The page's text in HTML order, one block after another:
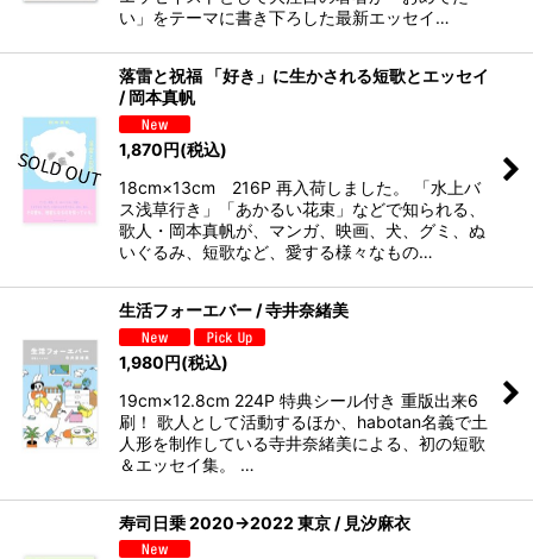
い」をテーマに書き下ろした最新エッセイ…
落雷と祝福 「好き」に生かされる短歌とエッセイ
/ 岡本真帆
1,870円(税込)
18cm×13cm 216P 再入荷しました。 「水上バ
ス浅草行き」「あかるい花束」などで知られる、
歌人・岡本真帆が、マンガ、映画、犬、グミ、ぬ
いぐるみ、短歌など、愛する様々なもの…
生活フォーエバー / 寺井奈緒美
1,980円(税込)
19cm×12.8cm 224P 特典シール付き 重版出来6
刷！ 歌人として活動するほか、habotan名義で土
人形を制作している寺井奈緒美による、初の短歌
＆エッセイ集。 …
寿司日乗 2020→2022 東京 / 見汐麻衣